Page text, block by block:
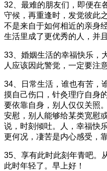
32、最难的朋友们，即便在
守候，再重逢时，发觉彼此
不是来自于如何相近的亲身
生活里成了更优秀的人，并
33、婚姻生活的幸福快乐，
人应该因此警觉，一定要注
34、日常生活，谁也有苦，
摸自己伤口，针灸理疗自身
要依靠自身，别人仅仅关照
安慰，别人能够给某类宽慰
说，时刻倾吐。人，幸福快
更何况，凄苦是内心感受，
35、享有此时此刻年青吧。
此时年轻了。早上好！